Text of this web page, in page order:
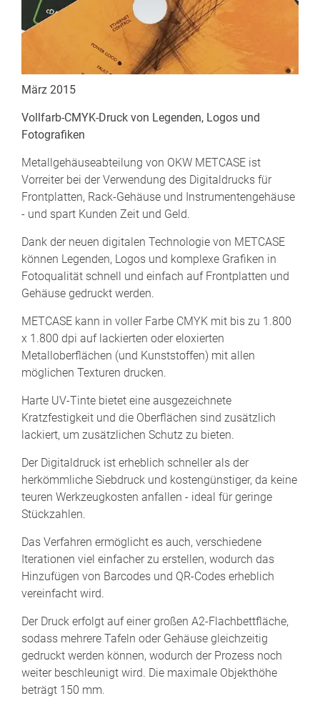
März 2015
Vollfarb-CMYK-Druck von Legenden, Logos und
Fotografiken
Metallgehäuseabteilung von OKW METCASE ist
Vorreiter bei der Verwendung des Digitaldrucks für
Frontplatten, Rack-Gehäuse und Instrumentengehäuse
- und spart Kunden Zeit und Geld.
Dank der neuen digitalen Technologie von METCASE
können Legenden, Logos und komplexe Grafiken in
Fotoqualität schnell und einfach auf Frontplatten und
Gehäuse gedruckt werden.
METCASE kann in voller Farbe CMYK mit bis zu 1.800
x 1.800 dpi auf lackierten oder eloxierten
Metalloberflächen (und Kunststoffen) mit allen
möglichen Texturen drucken.
Harte UV-Tinte bietet eine ausgezeichnete
Kratzfestigkeit und die Oberflächen sind zusätzlich
lackiert, um zusätzlichen Schutz zu bieten.
Der Digitaldruck ist erheblich schneller als der
herkömmliche Siebdruck und kostengünstiger, da keine
teuren Werkzeugkosten anfallen - ideal für geringe
Stückzahlen.
Das Verfahren ermöglicht es auch, verschiedene
Iterationen viel einfacher zu erstellen, wodurch das
Hinzufügen von Barcodes und QR-Codes erheblich
vereinfacht wird.
Der Druck erfolgt auf einer großen A2-Flachbettfläche,
sodass mehrere Tafeln oder Gehäuse gleichzeitig
gedruckt werden können, wodurch der Prozess noch
weiter beschleunigt wird. Die maximale Objekthöhe
beträgt 150 mm.